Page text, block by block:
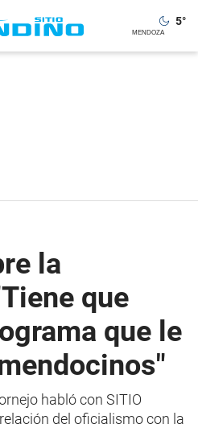
5°
la
que
que le
habló con SITIO
del oficialismo con la